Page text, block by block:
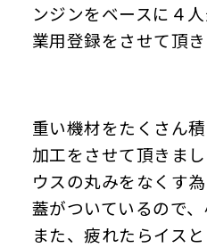
ンジンをベースに ４
業用登録をさせて頂き
重い機材をたくさん
加工をさせて頂きま
ウスの丸みをなくす
蓋がついているので、
また、疲れたらイス